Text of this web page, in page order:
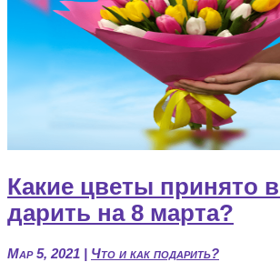
Какие цветы принято
дарить на 8 марта?
Мар 5, 2021 | Что и как подарить?